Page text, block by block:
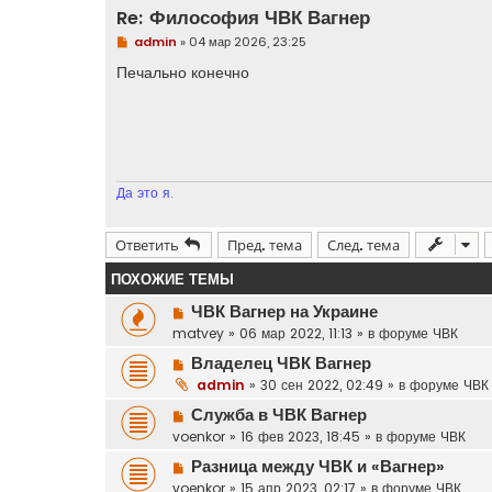
Re: Философия ЧВК Вагнер
Н
п
р
н
о
о
о
б
щ
е
н
и
е
admin » 04 мар 2026, 23:25
Печально конечно
Да это я.
Ответить Пред. тема След. тема
ПОХОЖИЕ ТЕМЫ
Н
о
о
е
с
о
б
щ
ЧВК Вагнер на Украине
matvey » 06 мар 2022, 11:13 » в форуме ЧВК
Н
о
о
е
Владелец ЧВК Вагнер
admin » 30 сен 2022, 02:49 » в форуме ЧВК
Н
о
о
Служба в ЧВК Вагнер
voenkor » 16 фев 2023, 18:45 » в форуме ЧВК
Н
о
Разница между ЧВК и «Вагнер»